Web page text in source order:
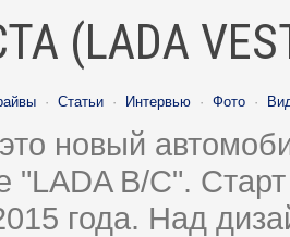
(LADA
· Статьи · Интервью · Фото ·
новый
"LADA B/C".
года. Над